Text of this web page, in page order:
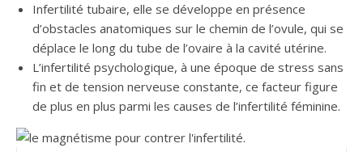
Infertilité tubaire, elle se développe en présence
d’obstacles anatomiques sur le chemin de l’ovule, qui se
déplace le long du tube de l’ovaire à la cavité utérine.
L’infertilité psychologique, à une époque de stress sans
fin et de tension nerveuse constante, ce facteur figure
de plus en plus parmi les causes de l’infertilité féminine.